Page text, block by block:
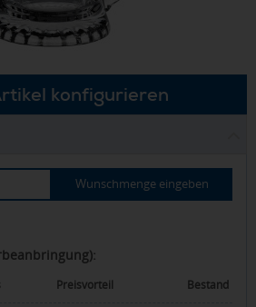
konfigurieren
Wunschmenge eingeben
Preisvorteil Bestand